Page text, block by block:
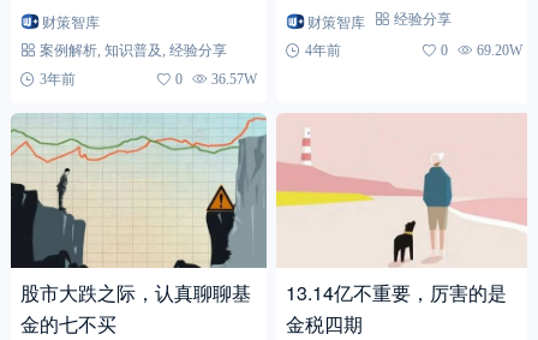
当调控杠杆调节社会经济的重要手
段，是促进产业、消费结构合理化
的助推器，是促进社会公平...
财策智库
案例解析, 知识普及
经验分享
3年前
0 36.57W
万亿元估值成为全球最大独角兽！
从不起眼到所有人不得不看见，字
财策智库
经验分享
4年前
0 69.20W
股市大跌之际，认真聊聊基
金的七不买
13.14亿不重要，厉害的是
金税四期